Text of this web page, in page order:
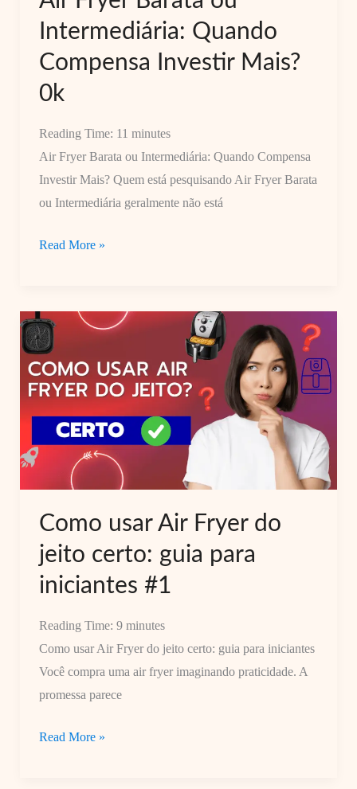
Antes
de
Comprar.
Intermediária: Quando
Compensa Investir Mais?
0k
Reading Time: 11 minutes
Air Fryer Barata ou Intermediária: Quando Compensa
Investir Mais? Quem está pesquisando Air Fryer Barata
ou Intermediária geralmente não está
Air
ou
Intermediária:
Quando
Compensa
Mais?
0k
Read More »
Como usar Air Fryer do
jeito certo: guia para
iniciantes #1
Reading Time: 9 minutes
Como usar Air Fryer do jeito certo: guia para iniciantes
Você compra uma air fryer imaginando praticidade. A
promessa parece
Como
Read More »